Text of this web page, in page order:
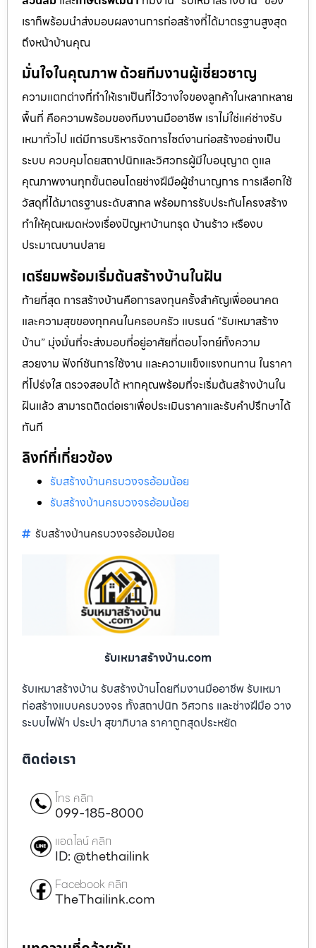
เราก็พร้อมนำส่งมอบผลงานการก่อสร้างที่ได้มาตรฐานสูงสุด
ถึงหน้าบ้านคุณ
มั่นใจในคุณภาพ ด้วยทีมงานผู้เชี่ยวชาญ
ความแตกต่างที่ทำให้เราเป็นที่ไว้วางใจของลูกค้าในหลากหลาย
พื้นที่ คือความพร้อมของทีมงานมืออาชีพ เราไม่ใช่แค่ช่างรับ
เหมาทั่วไป แต่มีการบริหารจัดการไซต์งานก่อสร้างอย่างเป็น
ระบบ ควบคุมโดยสถาปนิกและวิศวกรผู้มีใบอนุญาต ดูแล
คุณภาพงานทุกขั้นตอนโดยช่างฝีมือผู้ชำนาญการ การเลือกใช้
วัสดุที่ได้มาตรฐานระดับสากล พร้อมการรับประกันโครงสร้าง
ทำให้คุณหมดห่วงเรื่องปัญหาบ้านทรุด บ้านร้าว หรืองบ
ประมาณบานปลาย
เตรียมพร้อมเริ่มต้นสร้างบ้านในฝัน
ท้ายที่สุด การสร้างบ้านคือการลงทุนครั้งสำคัญเพื่ออนาคต
และความสุขของทุกคนในครอบครัว แบรนด์ “รับเหมาสร้าง
บ้าน” มุ่งมั่นที่จะส่งมอบที่อยู่อาศัยที่ตอบโจทย์ทั้งความ
สวยงาม ฟังก์ชันการใช้งาน และความแข็งแรงทนทาน ในราคา
ที่โปร่งใส ตรวจสอบได้ หากคุณพร้อมที่จะเริ่มต้นสร้างบ้านใน
ฝันแล้ว สามารถติดต่อเราเพื่อประเมินราคาและรับคำปรึกษาได้
ทันที
ลิงก์ที่เกี่ยวข้อง
รับสร้างบ้านครบวงจรอ้อมน้อย
รับสร้างบ้านครบวงจรอ้อมน้อย
รับสร้างบ้านครบวงจรอ้อมน้อย
รับเหมาสร้างบ้าน.com
รับเหมาสร้างบ้าน รับสร้างบ้านโดยทีมงานมืออาชีพ รับเหมา
ก่อสร้างแบบครบวงจร ทั้งสถาปนิก วิศวกร และช่างฝีมือ วาง
ระบบไฟฟ้า ประปา สุขาภิบาล ราคาถูกสุดประหยัด
ติดต่อเรา
โทร คลิก
099-185-8000
แอดไลน์ คลิก
ID: @thethailink
Facebook คลิก
TheThailink.com